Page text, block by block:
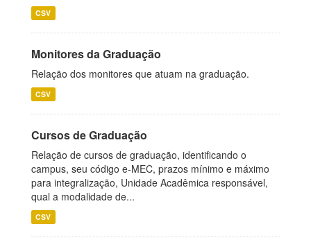
CSV
Monitores da Graduação
Relação dos monitores que atuam na graduação.
CSV
Cursos de Graduação
Relação de cursos de graduação, identificando o
campus, seu código e-MEC, prazos mínimo e máximo
para integralização, Unidade Acadêmica responsável,
qual a modalidade de...
CSV